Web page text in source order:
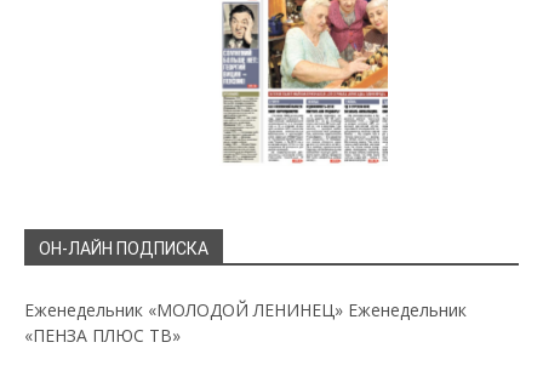
ОН-ЛАЙН ПОДПИСКА
Еженедельник «МОЛОДОЙ ЛЕНИНЕЦ» Еженедельник
«ПЕНЗА ПЛЮС ТВ»